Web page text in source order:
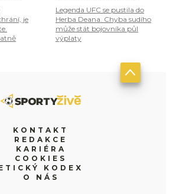
je
Legenda UFC se pustila do
Herba Deana. Chyba sudího
může stát bojovníka půl
výplaty
KONTAKT
REDAKCE
KARIÉRA
COOKIES
KODEX
O NÁS